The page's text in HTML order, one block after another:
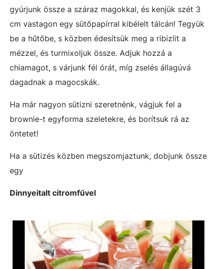
gyúrjunk össze a száraz magokkal, és kenjük szét 3
cm vastagon egy sütőpapírral kibélelt tálcán! Tegyük
be a hűtőbe, s közben édesítsük meg a ribizlit a
mézzel, és turmixoljuk össze. Adjuk hozzá a
chiamagot, s várjunk fél órát, míg zselés állagúvá
dagadnak a magocskák.
Ha már nagyon sütizni szeretnénk, vágjuk fel a
brownie-t egyforma szeletekre, és borítsuk rá az
öntetet!
Ha a sütizés közben megszomjaztunk, dobjunk össze
egy
Dinnyeitalt citromfűvel